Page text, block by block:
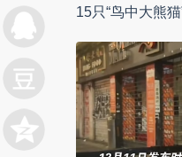
15只“鸟中大熊